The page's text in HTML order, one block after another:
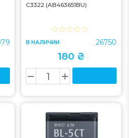
C3322 (AB463651BU)
В НАЛИЧИИ 26750
180 ₴